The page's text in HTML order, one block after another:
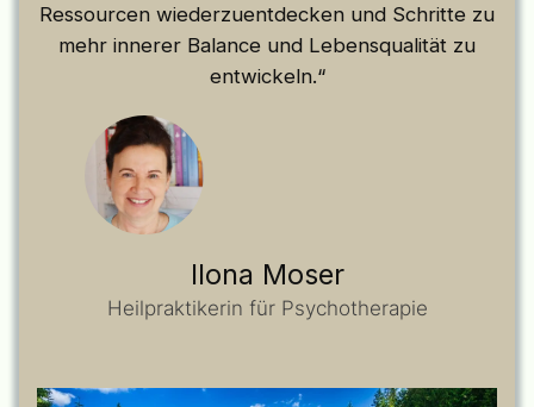
Ressourcen wiederzuentdecken und Schritte zu
mehr innerer Balance und Lebensqualität zu
entwickeln.“
Ilona Moser
Heilpraktikerin für Psychotherapie